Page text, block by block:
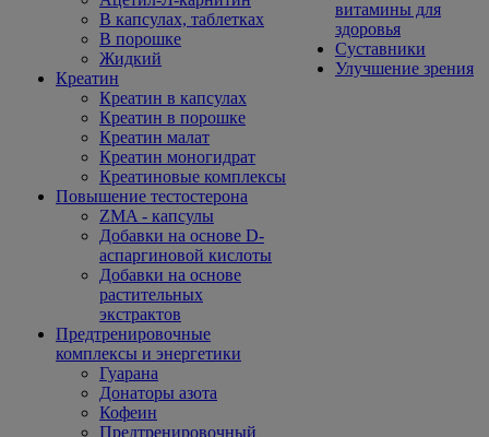
В капсулах, таблетках
В порошке
Жидкий
Креатин
Креатин в капсулах
Креатин в порошке
Креатин малат
Креатин моногидрат
Креатиновые комплексы
Повышение тестостерона
ZMA - капсулы
Добавки на основе D-
аспаргиновой кислоты
Добавки на основе
растительных
экстрактов
Предтренировочные
комплексы и энергетики
Гуарана
Донаторы азота
Кофеин
Предтренировочный
витамины для
здоровья
Суставники
Улучшение зрения